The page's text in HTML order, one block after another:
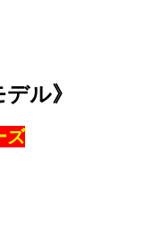
ル》
ズ